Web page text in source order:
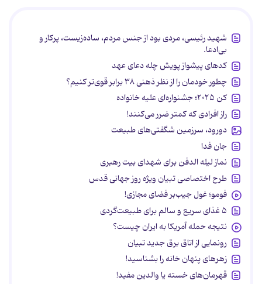
شهید رئیسی، مردی بود از جنس مردم، ساده‌زیست، پرکار و
بی‌ادعا.
کدهای پیشواز پویش چله دعای عهد
چطور خودمان را از نظر ذهنی ۳۸ برابر قوی‌تر کنیم؟
کن ۲۰۲۵؛ جشنواره‌ای علیه خانواده
راز افرادی که کمتر ضرر می‌کنند!
دورود، سرزمین شگفتی‌های طبیعت
جان فدا
نماز لیله الدفن برای شهدای بیت رهبری
طرح اختصاصی تبیان ویژه روز جهانی قدس
فومو؛ غول جیب‌بر فضای مجازی!
۵ غذای سریع و سالم برای طبیعت‌گردی
نتیجه حمله آمریکا به ایران چیست؟
رونمایی از اتاق برق جدید تبیان
زهرهای پنهان خانه را بشناسید!
قهرمان‌های خسته یا والدین مفید!